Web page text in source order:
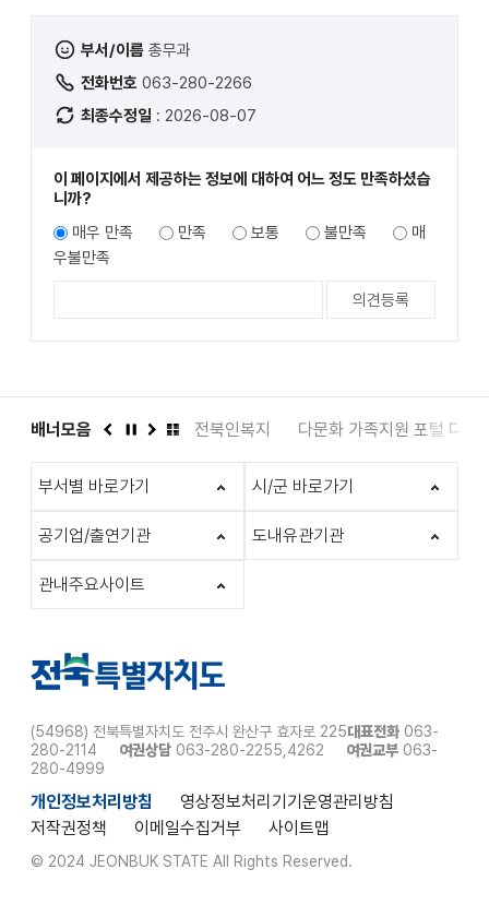
부서/이름 총무과
전화번호 063-280-2266
최종수정일 : 2026-08-07
이 페이지에서 제공하는 정보에 대하여 어느 정도 만족하셨습
니까?
매우 만족
만족 보통 불만족
매
우불만족
배너모음
서관 인권상담 1331 전북인복지 다문화 가족지원 포털 다누
부서별 바로가기 시/군 바로가기
공기업/출연기관 도내유관기관
관내주요사이트
(54968) 전북특별자치도 전주시 완산구 효자로 225대표전화 063-
280-2114
여권상담 063-280-2255,4262 여권교부 063-
280-4999
개인정보처리방침
영상정보처리기기운영관리방침
저작권정책
이메일수집거부 사이트맵
© 2024 JEONBUK STATE All Rights Reserved.